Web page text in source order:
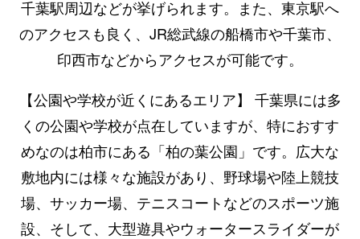
千葉駅周辺などが挙げられます。また、東京駅へ
のアクセスも良く、JR総武線の船橋市や千葉市、
印西市などからアクセスが可能です。
【公園や学校が近くにあるエリア】 千葉県には多
くの公園や学校が点在していますが、特におすす
めなのは柏市にある「柏の葉公園」です。広大な
敷地内には様々な施設があり、野球場や陸上競技
場、サッカー場、テニスコートなどのスポーツ施
設、そして、大型遊具やウォータースライダーが